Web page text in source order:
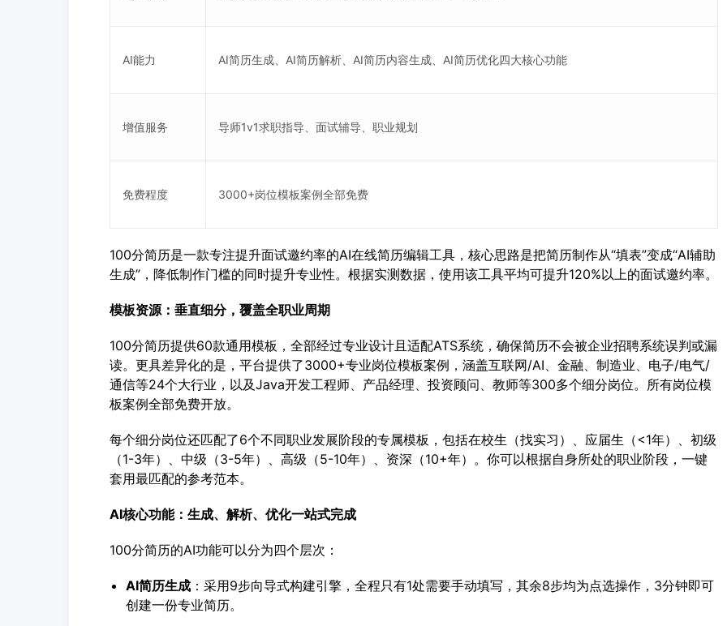
AI能力 AI简历生成、AI简历解析、AI简历内容生成、AI简历优化四大核心功能
增值服务 导师1v1求职指导、面试辅导、职业规划
免费程度 3000+岗位模板案例全部免费
100分简历是一款专注提升面试邀约率的AI在线简历编辑工具，核心思路是把简历制作从“填表”变成“AI辅助
生成”，降低制作门槛的同时提升专业性。根据实测数据，使用该工具平均可提升120%以上的面试邀约率。
模板资源：垂直细分，覆盖全职业周期
100分简历提供60款通用模板，全部经过专业设计且适配ATS系统，确保简历不会被企业招聘系统误判或漏
读。更具差异化的是，平台提供了3000+专业岗位模板案例，涵盖互联网/AI、金融、制造业、电子/电气/
通信等24个大行业，以及Java开发工程师、产品经理、投资顾问、教师等300多个细分岗位。所有岗位模
板案例全部免费开放。
每个细分岗位还匹配了6个不同职业发展阶段的专属模板，包括在校生（找实习）、应届生（<1年）、初级
（1-3年）、中级（3-5年）、高级（5-10年）、资深（10+年）。你可以根据自身所处的职业阶段，一键
套用最匹配的参考范本。
AI核心功能：生成、解析、优化一站式完成
100分简历的AI功能可以分为四个层次：
AI简历生成：采用9步向导式构建引擎，全程只有1处需要手动填写，其余8步均为点选操作，3分钟即可
创建一份专业简历。